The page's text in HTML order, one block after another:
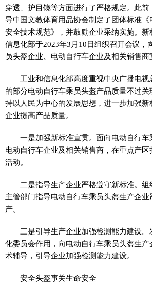
穿透、护目镜等方面进行了严格规定。此
导中国文教体育用品协会制定了团体标准
安全技术规范》，并鼓励企业采纳实施。
信息化部于2023年3月10日组织召开会议，
员头盔企业、电动自行车企业及相关销售商
工业和信息化部高度重视中央广播电视
的部分电动自行车乘员头盔产品质量不过
持以人民为中心的发展思想，进一步加强
企业提高产品质量。
一是加强新标准宣贯。面向电动自行车
电动自行车企业及相关销售商，在重点产
活动。
二是指导生产企业严格遵守新标准。
主管部门指导电动自行车乘员头盔生产企业
产。
三是引导生产企业加强检测能力建设
化委员会作用，向电动自行车乘员头盔生
术辅导，引导企业加强检测能力建设。
安全头盔事关生命安全